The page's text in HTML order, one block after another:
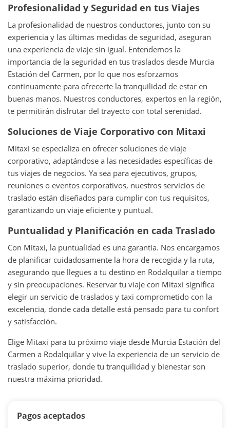
Profesionalidad y Seguridad en tus Viajes
La profesionalidad de nuestros conductores, junto con su
experiencia y las últimas medidas de seguridad, aseguran
una experiencia de viaje sin igual. Entendemos la
importancia de la seguridad en tus traslados desde Murcia
Estación del Carmen, por lo que nos esforzamos
continuamente para ofrecerte la tranquilidad de estar en
buenas manos. Nuestros conductores, expertos en la región,
te permitirán disfrutar del trayecto con total serenidad.
Soluciones de Viaje Corporativo con Mitaxi
Mitaxi se especializa en ofrecer soluciones de viaje
corporativo, adaptándose a las necesidades específicas de
tus viajes de negocios. Ya sea para ejecutivos, grupos,
reuniones o eventos corporativos, nuestros servicios de
traslado están diseñados para cumplir con tus requisitos,
garantizando un viaje eficiente y puntual.
Puntualidad y Planificación en cada Traslado
Con Mitaxi, la puntualidad es una garantía. Nos encargamos
de planificar cuidadosamente la hora de recogida y la ruta,
asegurando que llegues a tu destino en Rodalquilar a tiempo
y sin preocupaciones. Reservar tu viaje con Mitaxi significa
elegir un servicio de traslados y taxi comprometido con la
excelencia, donde cada detalle está pensado para tu confort
y satisfacción.
Elige Mitaxi para tu próximo viaje desde Murcia Estación del
Carmen a Rodalquilar y vive la experiencia de un servicio de
traslado superior, donde tu tranquilidad y bienestar son
nuestra máxima prioridad.
Pagos aceptados